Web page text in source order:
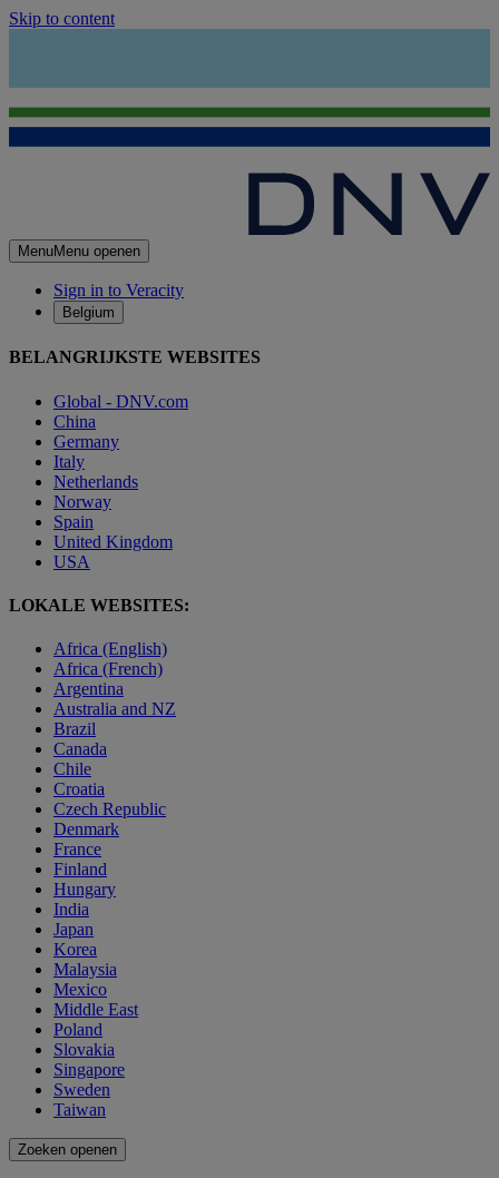
Skip to content
MenuMenu openen
Sign in to Veracity
Belgium
BELANGRIJKSTE WEBSITES
Global - DNV.com
China
Germany
Italy
Netherlands
Norway
Spain
United Kingdom
USA
LOKALE WEBSITES:
Africa (English)
Africa (French)
Argentina
Australia and NZ
Brazil
Canada
Chile
Croatia
Czech Republic
Denmark
France
Finland
Hungary
India
Japan
Korea
Malaysia
Mexico
Middle East
Poland
Slovakia
Singapore
Sweden
Taiwan
Zoeken openen